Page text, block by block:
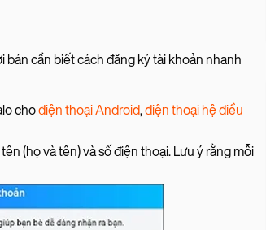
cần biết cách đăng ký tài khoản nhanh
chođiện thoại Android,điện thoại hệ điều
(họ và tên) và số điện thoại. Lưu ý rằng mỗi